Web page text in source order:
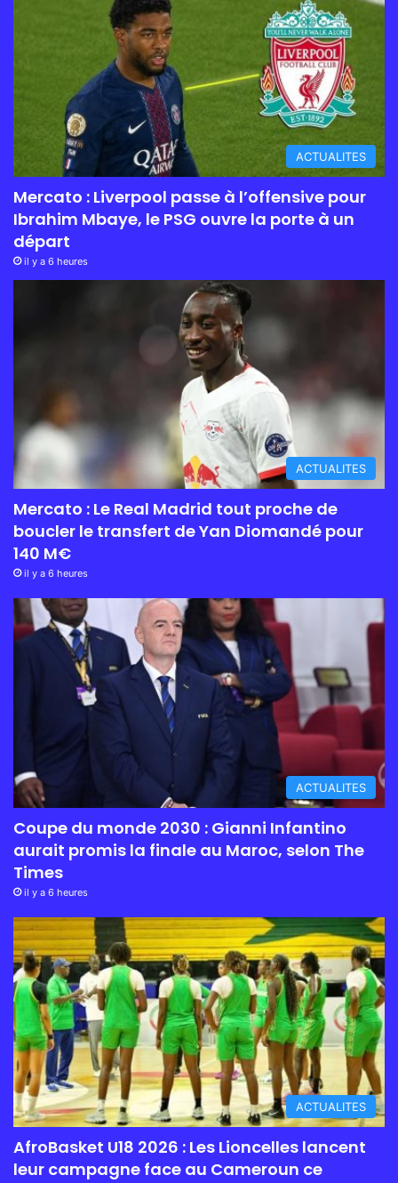
ACTUALITES
Mercato : Liverpool passe à l’offensive pour
Ibrahim Mbaye, le PSG ouvre la porte à un
départ
il y a 6 heures
ACTUALITES
Mercato : Le Real Madrid tout proche de
boucler le transfert de Yan Diomandé pour
140 M€
il y a 6 heures
ACTUALITES
Coupe du monde 2030 : Gianni Infantino
aurait promis la finale au Maroc, selon The
Times
il y a 6 heures
ACTUALITES
AfroBasket U18 2026 : Les Lioncelles lancent
leur campagne face au Cameroun ce